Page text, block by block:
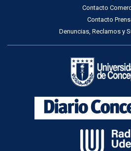
Contacto
Contacto
Denuncias, Reclamos y